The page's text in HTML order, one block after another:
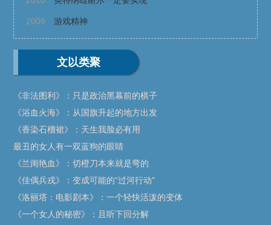
2009 游戏精神
文以类聚
《非法图利》：只是政治黑幕前的棋子
《浴血火海》：从国旗升起的地方出发
《香染石榴裙》：天生我脸必有用
最丑的女人有一双蓝狗的眼睛
《兰闺艳血》：切橙刀本来就是弯的
《佳偶兵戎》：变成可能的“过河行动”
《洛丽塔：电影剧本》：一个轻快活泼的变体
《一个女人的秘密》：且听下回分解